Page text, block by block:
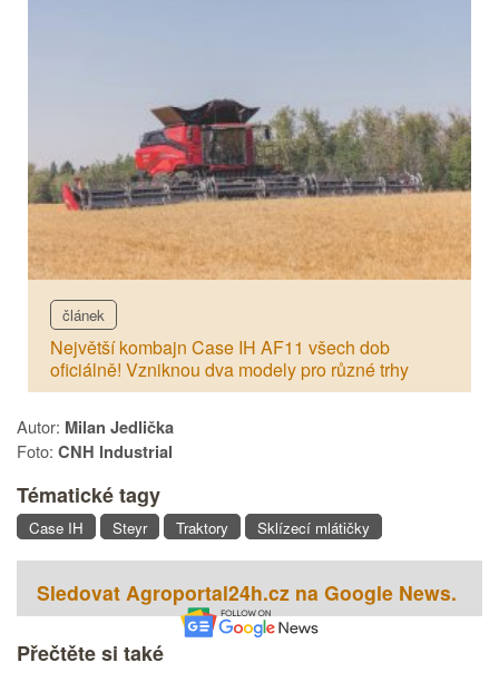
článek
Největší kombajn Case IH AF11 všech dob
oficiálně! Vzniknou dva modely pro různé trhy
Autor: Milan Jedlička
Foto: CNH Industrial
Tématické tagy
Case IH Steyr Traktory Sklízecí mlátičky
Sledovat Agroportal24h.cz na Google News.
Přečtěte si také